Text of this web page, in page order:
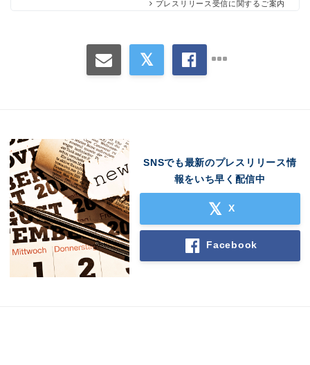
プレスリリース受信に関するご案内
SNSでも最新のプレスリリース情
報をいち早く配信中
X
Facebook
English